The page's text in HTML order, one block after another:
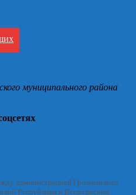
муниципального района
администрацией Грозненского
Республики и Всеволжским